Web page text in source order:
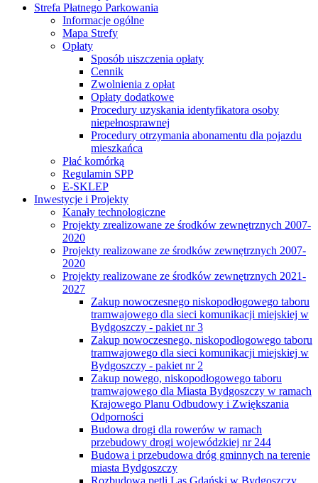
Strefa Płatnego Parkowania
Informacje ogólne
Mapa Strefy
Opłaty
Sposób uiszczenia opłaty
Cennik
Zwolnienia z opłat
Opłaty dodatkowe
Procedury uzyskania identyfikatora osoby
niepełnosprawnej
Procedury otrzymania abonamentu dla pojazdu
mieszkańca
Płać komórką
Regulamin SPP
E-SKLEP
Inwestycje i Projekty
Kanały technologiczne
Projekty zrealizowane ze środków zewnętrznych 2007-
2020
Projekty realizowane ze środków zewnętrznych 2007-
2020
Projekty realizowane ze środków zewnętrznych 2021-
2027
Zakup nowoczesnego niskopodłogowego taboru
tramwajowego dla sieci komunikacji miejskiej w
Bydgoszczy - pakiet nr 3
Zakup nowoczesnego, niskopodłogowego taboru
tramwajowego dla sieci komunikacji miejskiej w
Bydgoszczy - pakiet nr 2
Zakup nowego, niskopodłogowego taboru
tramwajowego dla Miasta Bydgoszczy w ramach
Krajowego Planu Odbudowy i Zwiększania
Odporności
Budowa drogi dla rowerów w ramach
przebudowy drogi wojewódzkiej nr 244
Budowa i przebudowa dróg gminnych na terenie
miasta Bydgoszczy
Rozbudowa pętli Las Gdański w Bydgoszczy